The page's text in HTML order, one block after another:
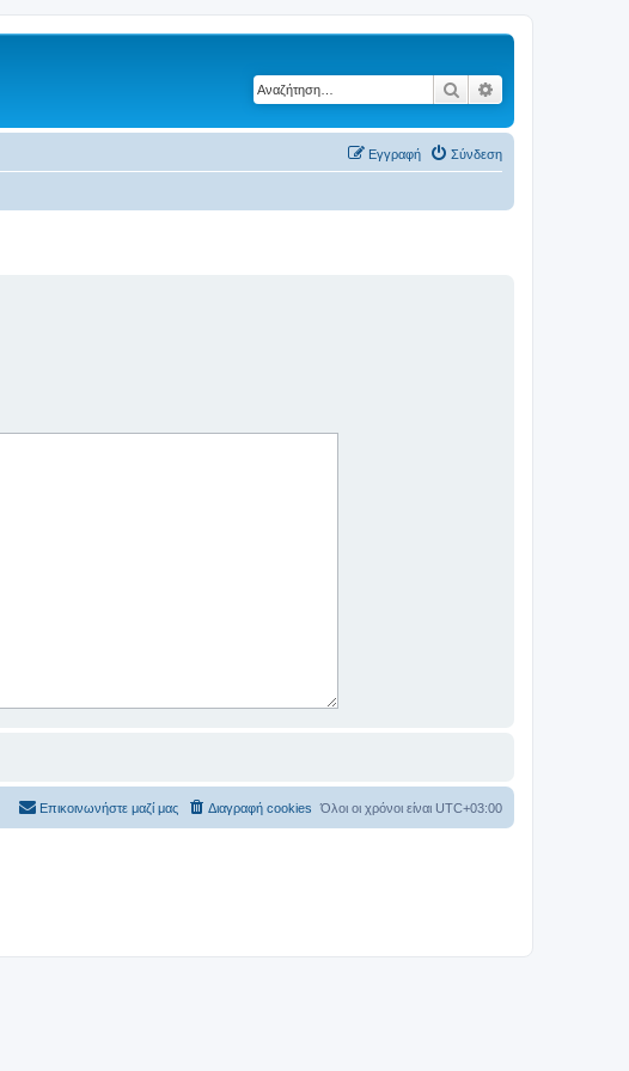
Αναζήτηση
Σύνδεση
Εγγραφή
Όλοι οι χρόνοι είναι UTC+03:00
Διαγραφή cookies
Επικοινωνήστε μαζί μας